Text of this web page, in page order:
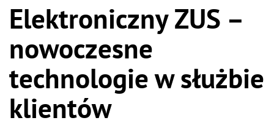
Elektroniczny ZUS –
nowoczesne
technologie w służbie
klientów